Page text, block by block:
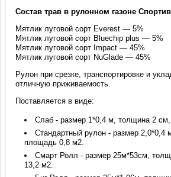
Состав трав в рулонном газоне
Мятлик луговой сорт Everest — 5%
Мятлик луговой сорт Bluechip plus — 5%
Мятлик луговой сорт Impact — 45%
Мятлик луговой сорт NuGlade — 45%
Рулон при срезке, транспортировке и
отличную приживаемость.
Поставляется в виде:
Слаб - размер 1*0,4 м, толщина 2
Стандартный рулон - размер 2,0*0,4
площадь 0,8 м2.
Смарт Ролл - размер 25м*53см,
13,2 м2.